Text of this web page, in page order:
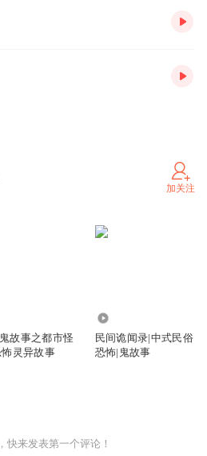
加关注
故事之都市怪
怖灵异故事
民间诡闻录|中式民俗
恐怖|鬼故事
快来发表第一个评论！